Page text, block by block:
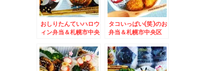
おしりたんていハロウ
ィン弁当＆札幌市中央
の「えびとほうれん草
のトマトクリーム」う
ま(*´艸`*)
タコいっぱい(笑)のお
弁当＆札幌市中央区
店」さんがありがたす
ぎる～